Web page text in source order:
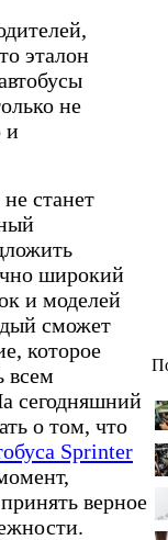
эталон
не
и
станет
широкий
и моделей
сможет
которое
всем
сегодняшний
о том, что
Sprinter
верное